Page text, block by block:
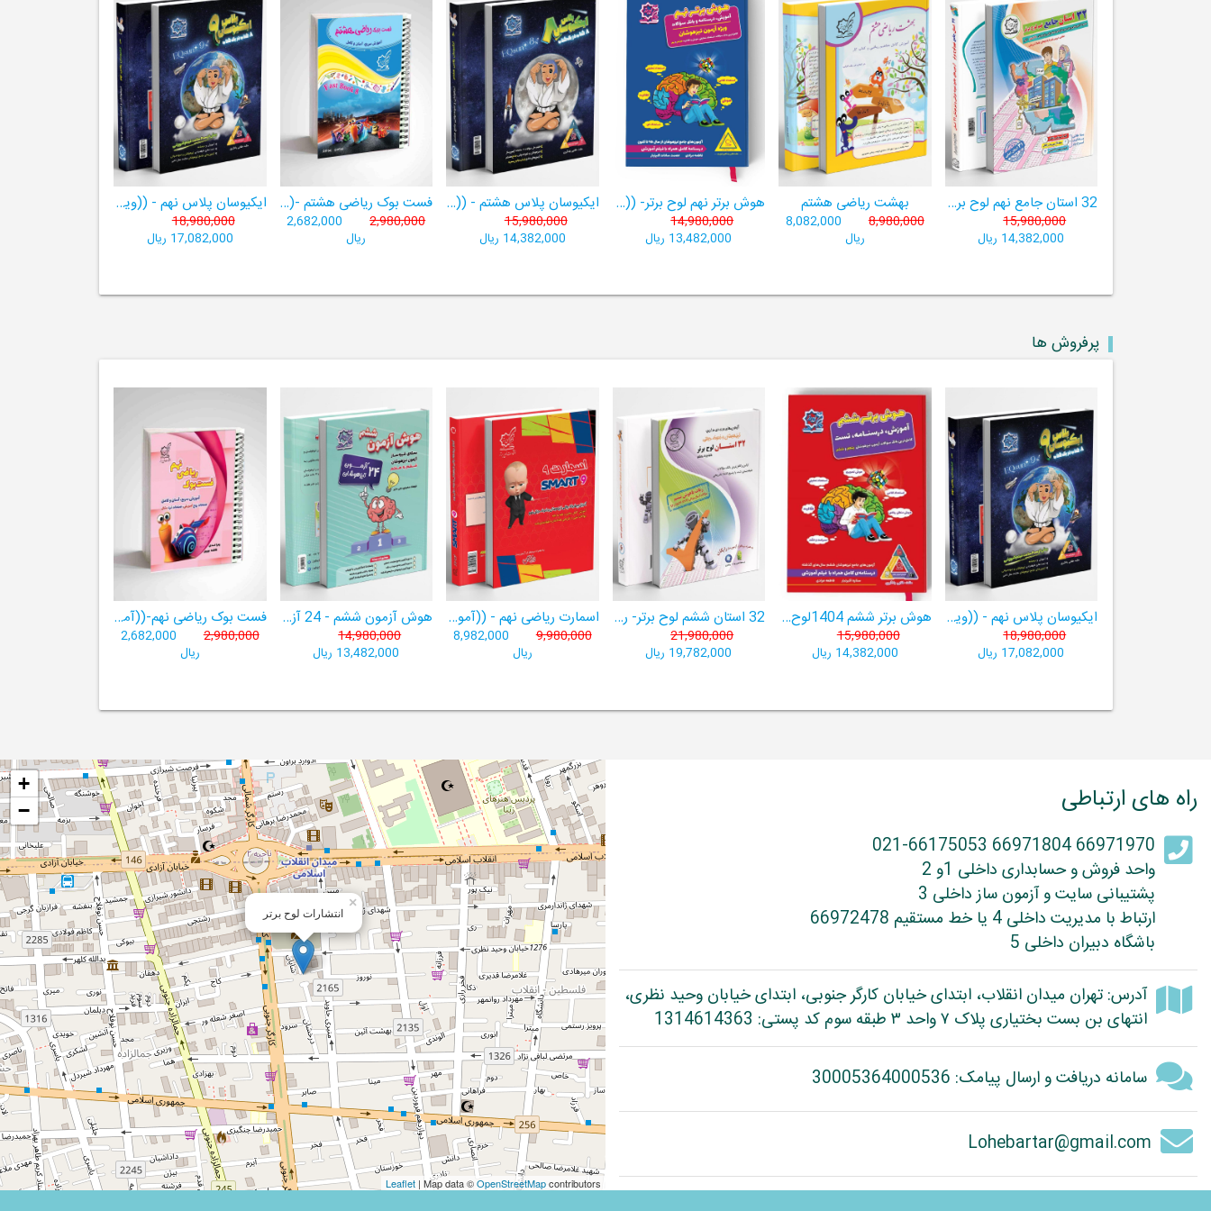
32 استان جامع نهم لوح برتر ((مجموعه آزمون‌های وروردی دبیرستان‌های نمونه‌دولتی 31 استان کشور+ فیلم‌های آموزشی +سامانۀ آزمون ساز آنلاین))
15,980,000
14,382,000 ریال
بهشت ریاضی هشتم
8,980,000
8,082,000
ریال
هوش برتر نهم لوح برتر- ((ویژۀ آزمون تیزهوشان پایۀ نهم+ فیلم آموزشی + سامانۀ آزمون‌ساز رایگان))
14,980,000
13,482,000 ریال
ایکیوسان پلاس هشتم - ((ویژۀ مدارس نمونه دولتی، تیزهوشان و سمپاد+ فیلم‌های آموزشی+سامانۀ آزمون‌ساز رایگان))
15,980,000
14,382,000 ریال
فست بوک ریاضی هشتم -((آموزش سریع، آسان و کامل ریاضی پایۀ هشتم))
2,980,000
2,682,000
ریال
ایکیوسان پلاس نهم - ((ویژۀ مدارس نمونه دولتی، تیزهوشان و سمپاد+ فیلم‌های آموزشی+سامانۀ آزمون‌ساز رایگان))
18,980,000
17,082,000 ریال
پرفروش ها
ایکیوسان پلاس نهم - ((ویژۀ مدارس نمونه دولتی، تیزهوشان و سمپاد+ فیلم‌های آموزشی+سامانۀ آزمون‌ساز رایگان))
18,980,000
17,082,000 ریال
هوش برتر ششم 1404لوح برتر- ((ویژۀ آزمون تیزهوشان پایۀ ششم+ فیلم آموزشی + سامانۀ آزمون‌ساز رایگان))
15,980,000
14,382,000 ریال
32 استان ششم لوح برتر- ربات باهوش ششم ((به همراه سامانۀ آزمون‌ساز رایگان))
21,980,000
19,782,000 ریال
اسمارت ریاضی نهم - ((آموزش پیشرفتۀ ریاضی تیزهوشان و نمونه‌دولتی نهم+ سامانۀ آزمون‌ساز آنلاین))
9,980,000
8,982,000
ریال
هوش آزمون ششم - 24 آزمون شبیه ساز تیزهوشان
14,980,000
13,482,000 ریال
فست بوک ریاضی نهم-((آموزش سریع، آسان و کامل ریاضی پایۀ نهم))
2,980,000
2,682,000
ریال
راه های ارتباطی
66971970 66971804 021-66175053
واحد فروش و حسابداری داخلی 1و 2
پشتیبانی سایت و آزمون ساز داخلی 3
ارتباط با مدیریت داخلی 4 یا خط مستقیم 66972478
باشگاه دبیران داخلی 5
آدرس: تهران میدان انقلاب، ابتدای خیابان کارگر جنوبی، ابتدای خیابان وحید نظری،
انتهای بن بست بختیاری پلاک ۷ واحد ۳ طبقه سوم کد پستی: 1314614363
سامانه دریافت و ارسال پیامک: 30005364000536
Lohebartar@gmail.com
انتشارات لوح برتر
×
+
−
Leaflet | Map data ©OpenStreetMapcontributors